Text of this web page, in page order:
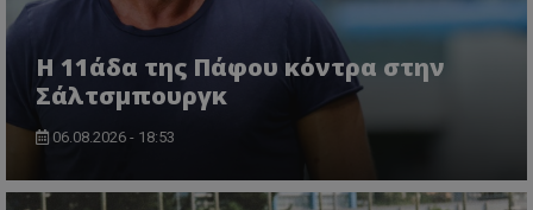
Η 11άδα της Πάφου κόντρα στην
Σάλτσμπουργκ
06.08.2026 - 18:53